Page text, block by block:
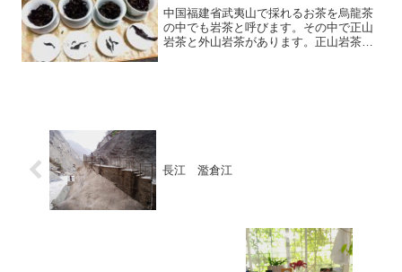
中国福建省武夷山で採れるお茶を烏龍茶
の中でも岩茶と呼びます。その中で正山
岩茶と外山岩茶があります。正山岩茶は
長江 濫倉江